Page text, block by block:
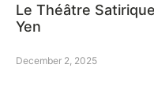
Le Théâtre
Yen
December 2, 2025